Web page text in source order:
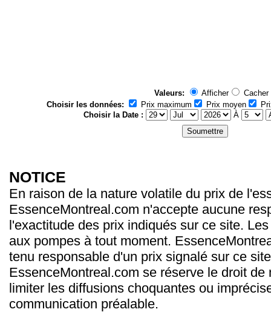
Valeurs: Afficher
Cacher
Choisir les données:
Prix maximum Prix moyen
Choisir la Date :
À
NOTICE
En raison de la nature volatile du prix de
EssenceMontreal.com n'accepte aucune
l'exactitude des prix indiqués sur ce site.
aux pompes à tout moment.
tenu responsable d'un prix signalé sur ce
EssenceMontreal.com se réserve le droit de
limiter les diffusions choquantes ou
communication préalable.